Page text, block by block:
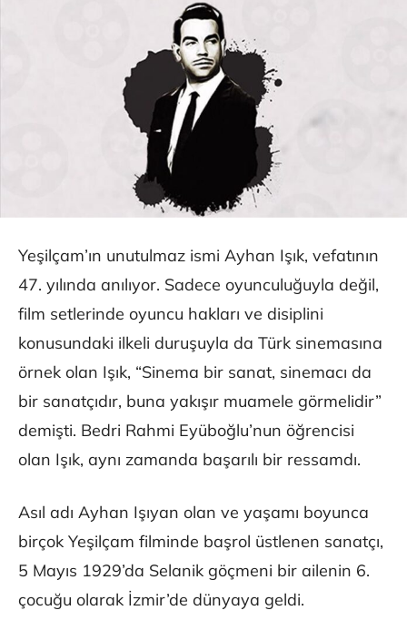
Yeşilçam’ın unutulmaz ismi Ayhan Işık, vefatının
47. yılında anılıyor. Sadece oyunculuğuyla değil,
film setlerinde oyuncu hakları ve disiplini
konusundaki ilkeli duruşuyla da Türk sinemasına
örnek olan Işık, “Sinema bir sanat, sinemacı da
bir sanatçıdır, buna yakışır muamele görmelidir”
demişti. Bedri Rahmi Eyüboğlu’nun öğrencisi
olan Işık, aynı zamanda başarılı bir ressamdı.
Asıl adı Ayhan Işıyan olan ve yaşamı boyunca
birçok Yeşilçam filminde başrol üstlenen sanatçı,
5 Mayıs 1929’da Selanik göçmeni bir ailenin 6.
çocuğu olarak İzmir’de dünyaya geldi.